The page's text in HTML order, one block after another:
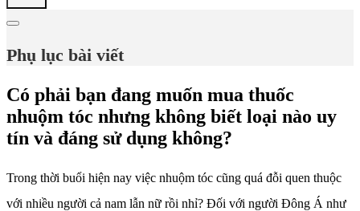
Phụ lục bài viết
Có phải bạn đang muốn mua thuốc
nhuộm tóc nhưng không biết loại nào uy
tín và đáng sử dụng không?
Trong thời buổi hiện nay việc nhuộm tóc cũng quá đỗi quen thuộc
với nhiều người cả nam lẫn nữ rồi nhỉ? Đối với người Đông Á như